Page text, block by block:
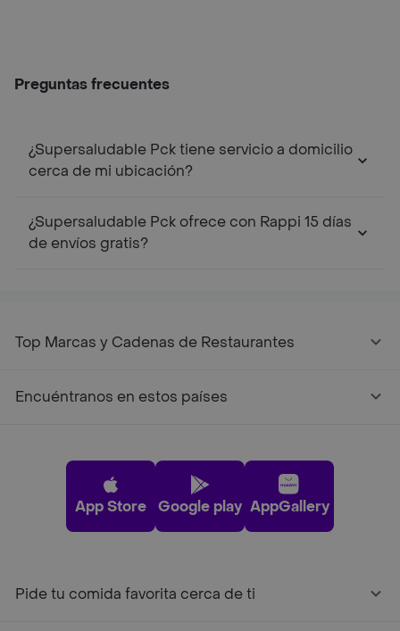
Preguntas frecuentes
¿Supersaludable Pck tiene servicio a domicilio
cerca de mi ubicación?
¿Supersaludable Pck ofrece con Rappi 15 días
de envíos gratis?
Top Marcas y Cadenas de Restaurantes
Encuéntranos en estos países
App Store Google play AppGallery
Pide tu comida favorita cerca de ti